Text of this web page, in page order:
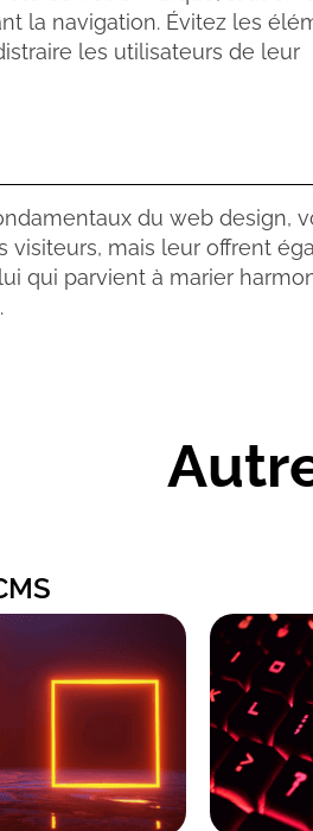
la navigation. Évitez les
les utilisateurs de leur
du web design,
mais leur offrent
qui parvient à marier